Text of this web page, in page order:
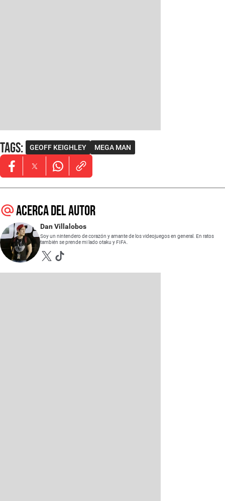
Tags: GEOFF KEIGHLEY MEGA MAN
Opens in new window
Opens in new window
Opens in new window
Acerca del autor
Dan Villalobos
Soy un nintendero de corazón y amante de los videojuegos en general. En ratos
también se prende mi lado otaku y FIFA.
Opens in new window
Opens in new window